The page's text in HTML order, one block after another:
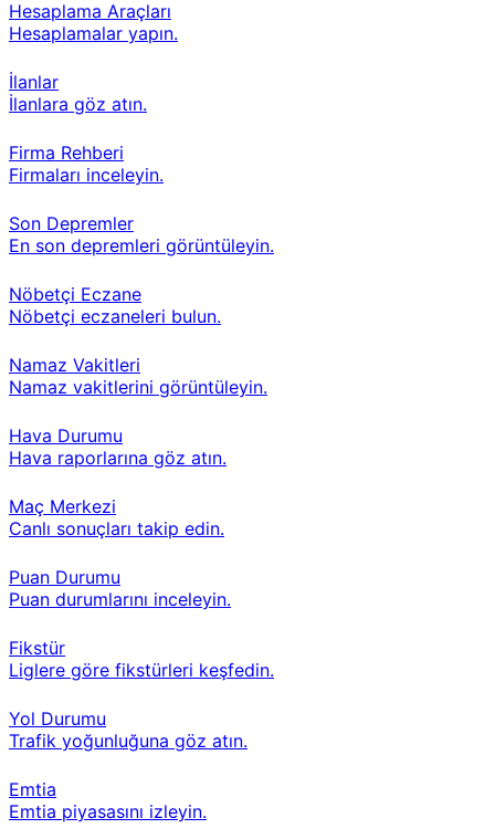
Hesaplama Araçları
Hesaplamalar yapın.
İlanlar
İlanlara göz atın.
Firma Rehberi
Firmaları inceleyin.
Son Depremler
En son depremleri görüntüleyin.
Nöbetçi Eczane
Nöbetçi eczaneleri bulun.
Namaz Vakitleri
Namaz vakitlerini görüntüleyin.
Hava Durumu
Hava raporlarına göz atın.
Maç Merkezi
Canlı sonuçları takip edin.
Puan Durumu
Puan durumlarını inceleyin.
Fikstür
Liglere göre fikstürleri keşfedin.
Yol Durumu
Trafik yoğunluğuna göz atın.
Emtia
Emtia piyasasını izleyin.